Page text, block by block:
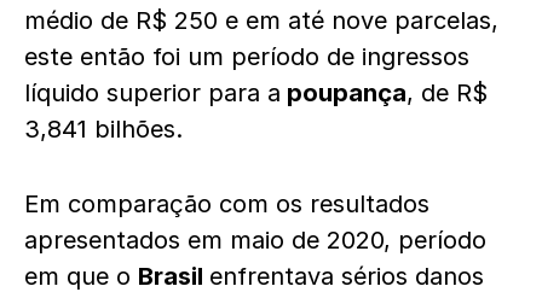
médio de R$ 250 e em até nove parcelas,
este então foi um período de ingressos
líquido superior para a poupança, de R$
3,841 bilhões.
Em comparação com os resultados
apresentados em maio de 2020, período
em que o Brasil enfrentava sérios danos